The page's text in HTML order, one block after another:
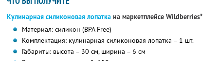
Кулинарная силиконовая лопатка на маркетплейсе Wildberries*
Материал: силикон (BPA Free)
Комплектация: кулинарная силиконовая лопатка – 1 шт.
Габариты: высота – 30 см, ширина – 6 см